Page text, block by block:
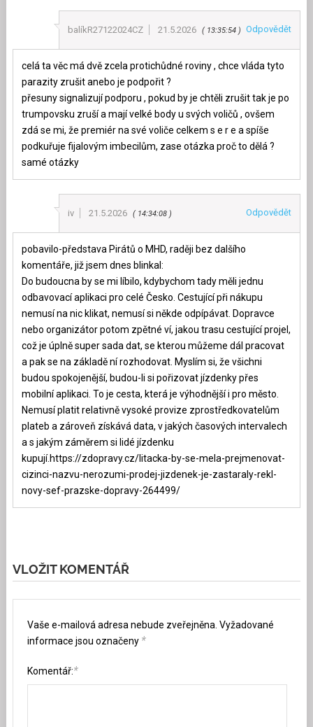
balíkR27122024CZ 21.5.2026 13:35:54 Odpovědět
celá ta věc má dvě zcela protichůdné roviny , chce vláda tyto
parazity zrušit anebo je podpořit ?
přesuny signalizují podporu , pokud by je chtěli zrušit tak je po
trumpovsku zruší a mají velké body u svých voličů , ovšem
zdá se mi, že premiér na své voliče celkem s e r e a spíše
podkuřuje fijalovým imbecilům, zase otázka proč to dělá ?
samé otázky
iv 21.5.2026 14:34:08 Odpovědět
pobavilo-představa Pirátů o MHD, raději bez dalšího
komentáře, již jsem dnes blinkal:
Do budoucna by se mi líbilo, kdybychom tady měli jednu
odbavovací aplikaci pro celé Česko. Cestující při nákupu
nemusí na nic klikat, nemusí si někde odpípávat. Dopravce
nebo organizátor potom zpětné ví, jakou trasu cestující projel,
což je úplně super sada dat, se kterou můžeme dál pracovat
a pak se na základě ní rozhodovat. Myslím si, že všichni
budou spokojenější, budou-li si pořizovat jízdenky přes
mobilní aplikaci. To je cesta, která je výhodnější i pro město.
Nemusí platit relativně vysoké provize zprostředkovatelům
plateb a zároveň získává data, v jakých časových intervalech
a s jakým záměrem si lidé jízdenku
kupují.https://zdopravy.cz/litacka-by-se-mela-prejmenovat-
cizinci-nazvu-nerozumi-prodej-jizdenek-je-zastaraly-rekl-
novy-sef-prazske-dopravy-264499/
VLOŽIT KOMENTÁŘ
Vaše e-mailová adresa nebude zveřejněna. Vyžadované
informace jsou označeny *
Komentář:*